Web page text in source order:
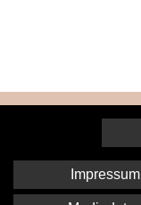
Impressum